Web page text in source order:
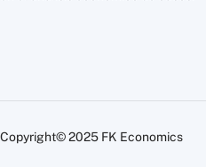
Copyright© 2025 FK Economics